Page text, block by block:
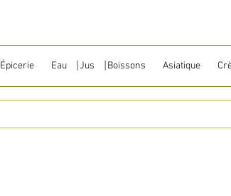
Épicerie Eau ⎹ Jus ⎹ Boissons Asiatique